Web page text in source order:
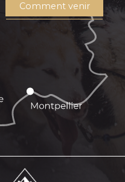
Comment venir